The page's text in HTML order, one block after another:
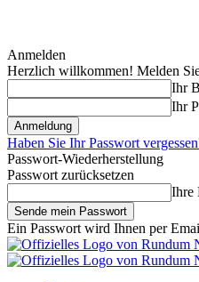
Anmelden
Herzlich willkommen! Melden
Ihr
Ihr
Haben Sie Ihr Passwort
Passwort-Wiederherstellung
Passwort zurücksetzen
Ihre
Ein Passwort wird Ihnen per